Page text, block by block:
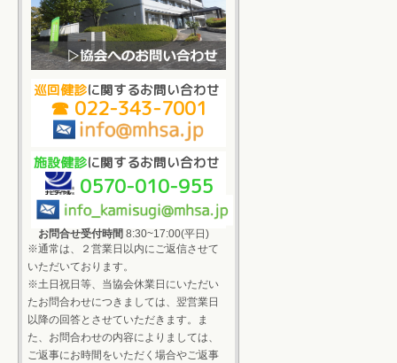
巡回健診に関するお問い合わせ
☎ 022-343-7001
施設健診に関するお問い合わせ
0570-010-955
お問合せ受付時間 8:30~17:00(平日)
※通常は、２営業日以内にご返信させて
いただいております。
※土日祝日等、当協会休業日にいただい
たお問合わせにつきましては、翌営業日
以降の回答とさせていただきます。ま
た、お問合わせの内容によりましては、
ご返事にお時間をいただく場合やご返事